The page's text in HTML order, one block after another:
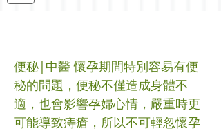
便秘|中醫 懷孕期間特別容易有便
秘的問題，便秘不僅造成身體不
適，也會影響孕婦心情，嚴重時更
可能導致痔瘡，所以不可輕忽懷孕